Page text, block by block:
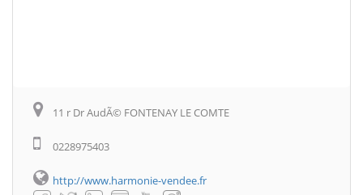
11 r Dr AudÃ© FONTENAY LE COMTE
0228975403
http://www.harmonie-vendee.fr